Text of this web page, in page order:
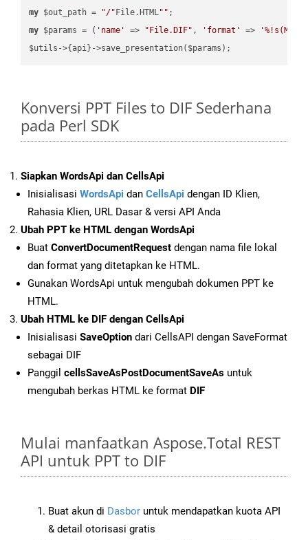
my $out_path = "/" File.HTML""
my $params = ( 'name' => "File.DIF" , 'format' =>
Konversi PPT Files to DIF Sederhana
pada Perl SDK
Siapkan WordsApi dan CellsApi
Inisialisasi WordsApi dan CellsApi dengan ID Klien,
Rahasia Klien, URL Dasar & versi API Anda
Ubah PPT ke HTML dengan WordsApi
Buat ConvertDocumentRequest dengan nama file lokal
dan format yang ditetapkan ke HTML.
Gunakan WordsApi untuk mengubah dokumen PPT ke
HTML.
Ubah HTML ke DIF dengan CellsApi
Inisialisasi SaveOption dari CellsAPI dengan SaveFormat
sebagai DIF
Panggil cellsSaveAsPostDocumentSaveAs untuk
mengubah berkas HTML ke format DIF
Mulai manfaatkan Aspose.Total REST
API untuk PPT to DIF
Buat akun di Dasbor untuk mendapatkan kuota API
& detail otorisasi gratis